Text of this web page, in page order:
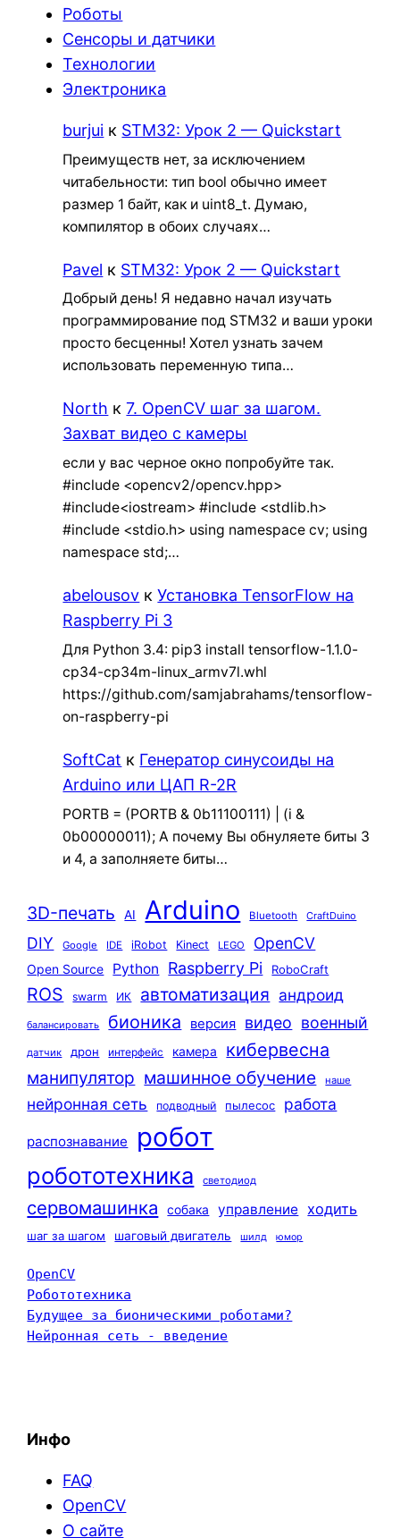
Роботы
Сенсоры и датчики
Технологии
Электроника
burjui к STM32: Урок 2 — Quickstart
Преимуществ нет, за исключением
читабельности: тип bool обычно имеет
размер 1 байт, как и uint8_t. Думаю,
компилятор в обоих случаях…
Pavel к STM32: Урок 2 — Quickstart
Добрый день! Я недавно начал изучать
программирование под STM32 и ваши уроки
просто бесценны! Хотел узнать зачем
использовать переменную типа…
North к7. OpenCV шаг за шагом.
Захват видео с камеры
если у вас черное окно попробуйте так.
#include <opencv2/opencv.hpp>
#include<iostream> #include <stdlib.h>
#include <stdio.h> using namespace cv; using
namespace std;…
abelousov кУстановка TensorFlow на
Raspberry Pi 3
Для Python 3.4: pip3 install tensorflow-1.1.0-
cp34-cp34m-linux_armv7l.whl
https://github.com/samjabrahams/tensorflow-
on-raspberry-pi
SoftCat к Генератор синусоиды на
Arduino или ЦАП R-2R
PORTB = (PORTB & 0b11100111) | (i &
0b00000011); А почему Вы обнуляете биты 3
и 4, а заполняете биты…
3D-печать AI Arduino Bluetooth CraftDuino
DIY Google IDE iRobot Kinect LEGO OpenCV
Open Source Python Raspberry Pi RoboCraft
ROS swarm ИК автоматизация андроид
балансировать бионика версия видео военный
датчик дрон интерфейс камера кибервесна
манипулятор машинное обучение наше
нейронная сеть подводный пылесос работа
распознавание робот
робототехника светодиод
сервомашинка собака управление ходить
шаг за шагом шаговый двигатель шилд юмор
OpenCV
Робототехника
Будущее за бионическими роботами?
Нейронная сеть - введение
Инфо
FAQ
OpenCV
О сайте